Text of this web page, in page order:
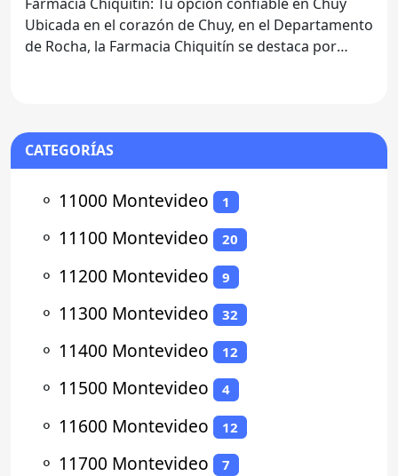
Ubicada en el corazón de Chuy, en el Departamento
de Rocha, la Farmacia Chiquitín se destaca por
CATEGORÍAS
⚬ 11000 Montevideo 1
⚬ 11100 Montevideo 20
⚬ 11200 Montevideo 9
⚬ 11300 Montevideo 32
⚬ 11400 Montevideo 12
⚬ 11500 Montevideo 4
⚬ 11600 Montevideo 12
⚬ 11700 Montevideo 7